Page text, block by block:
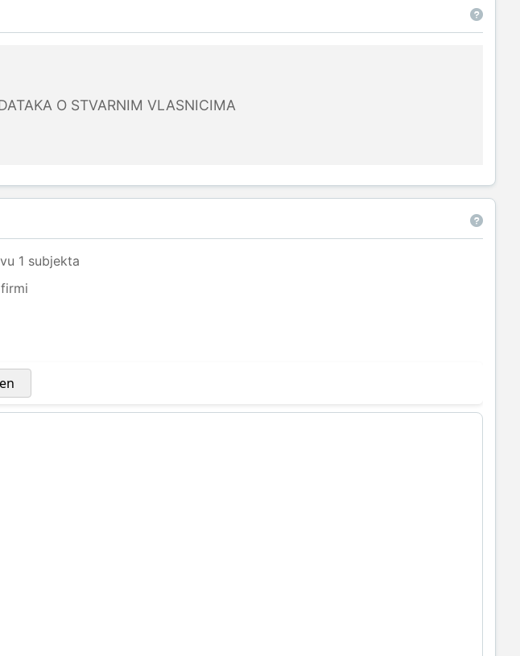
O STVARNIM VLASNICIMA
1 subjekta